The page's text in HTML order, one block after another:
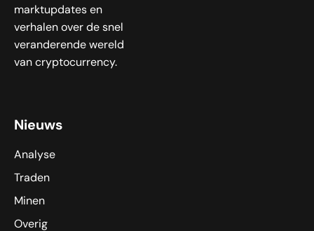
marktupdates en
verhalen over de snel
veranderende wereld
van cryptocurrency.
Nieuws
Analyse
Traden
Minen
Overig